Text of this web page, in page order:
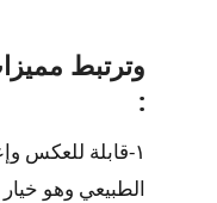
وترتبط
:
١-قابلة للعكس
الطبيعي وهو